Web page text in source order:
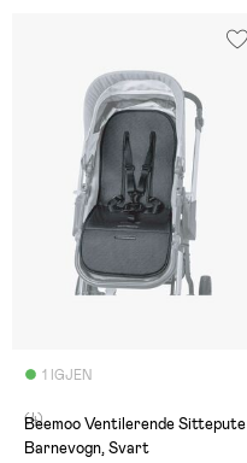
1 IGJEN
(4)
Beemoo Ventilerende Sittepute
Barnevogn, Svart